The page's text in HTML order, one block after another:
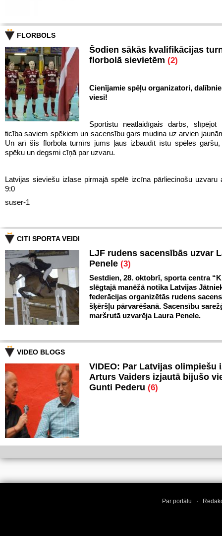
FLORBOLS
Šodien sākās kvalifikācijas
florbolā sievietēm (2)
Cienījamie spēļu organizatori,
viesi!
Sportistu neatlaidīgais darbs, slīpējot
ticība saviem spēkiem un sacensību gars mudina uz arvien
Un arī šis florbola turnīrs jums ļaus izbaudīt īstu spēles garšu,
spēku un degsmi cīņā par uzvaru.
Latvijas sieviešu izlase pirmajā spēlē izcīna pārliecinošu uzvaru
9:0
suser-1
CITI SPORTA VEIDI
LJF rudens sacensībās uzvar
Penele (3)
Sestdien, 28. oktobrī, sporta centra
slēgtajā manēžā notika Latvijas
federācijas organizētās rudens
šķēršļu pārvarēšanā. Sacensību
maršrutā uzvarēja Laura Penele.
VIDEO BLOGS
VIDEO: Par Latvijas olimpiešu
Arturs Vaiders izjautā bijušo
Gunti Pederu (6)
Par portālu ·